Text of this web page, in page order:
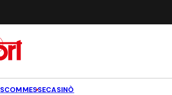
SCOMMESSECASINÒ